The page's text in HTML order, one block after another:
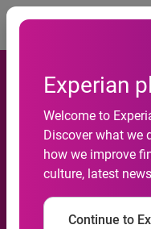
Experian
Welcome to
Discover what we
how we improve
culture, latest
Continue to
mantém
em seis
Experian